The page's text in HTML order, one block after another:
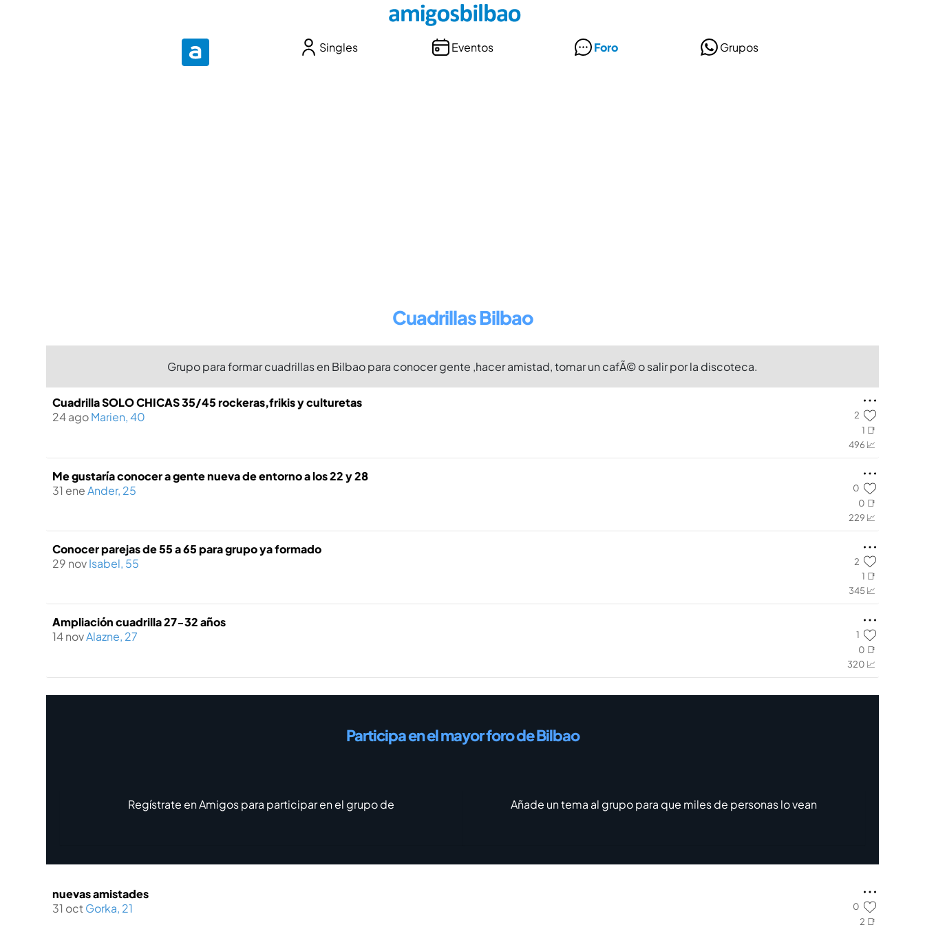
Singles Eventos Foro Grupos
Cuadrillas Bilbao
Grupo para formar cuadrillas en Bilbao para conocer gente ,hacer amistad, tomar un cafÃ© o salir por la discoteca.
2
1 📑
496 📈
Cuadrilla SOLO CHICAS 35/45 rockeras,frikis y culturetas
24 agoMarien, 40
0
0 📑
229 📈
Me gustaría conocer a gente nueva de entorno a los 22 y 28
31 eneAnder, 25
2
1 📑
345 📈
Conocer parejas de 55 a 65 para grupo ya formado
29 novIsabel, 55
1
0 📑
320 📈
Ampliación cuadrilla 27-32 años
14 novAlazne, 27
Participa en el mayor foro de Bilbao
Regístrate en Amigos para participar en el grupo de Añade un tema al grupo para que miles de personas lo vean
0
2 📑
nuevas amistades
31 octGorka, 21